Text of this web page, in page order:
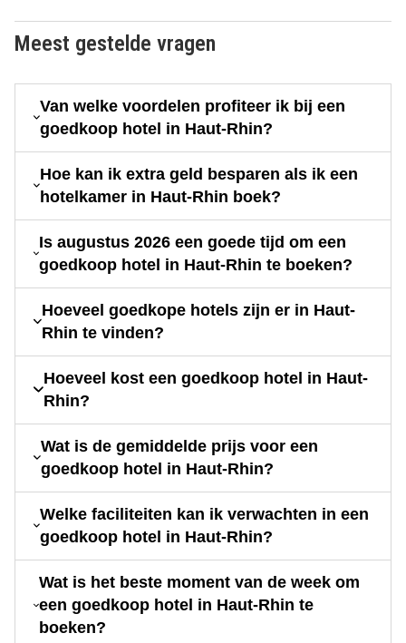
Meest gestelde vragen
Van welke voordelen profiteer ik bij een
goedkoop hotel in Haut-Rhin?
Hoe kan ik extra geld besparen als ik een
hotelkamer in Haut-Rhin boek?
Is augustus 2026 een goede tijd om een
goedkoop hotel in Haut-Rhin te boeken?
Hoeveel goedkope hotels zijn er in Haut-
Rhin te vinden?
Hoeveel kost een goedkoop hotel in Haut-
Rhin?
Wat is de gemiddelde prijs voor een
goedkoop hotel in Haut-Rhin?
Welke faciliteiten kan ik verwachten in een
goedkoop hotel in Haut-Rhin?
Wat is het beste moment van de week om
een goedkoop hotel in Haut-Rhin te
boeken?